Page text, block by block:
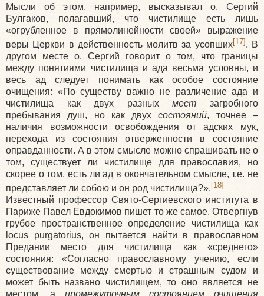
Мысли об этом, например, высказывал о. Сергий
Булгаков, полагавший, что чистилище есть лишь
«огрубленное в прямолинейности своей» выражение
веры Церкви в действенность молитв за усопших[17] . В
другом месте о. Сергий говорит о том, что границы
между понятиями чистилища и ада весьма условны, и
весь ад следует понимать как особое состояние
очищения: «По существу важно не различение ада и
чистилища как двух разныхмест загробного
пребывания душ, но как двухсостояний, точнее –
наличия возможности освобождения от адских мук,
перехода из состояния отверженности в состояние
оправданности. А в этом смысле можно спрашивать не о
том, существует ли чистилище для православия, но
скорее о том, есть ли ад в окончательном смысле, т.е. не
представляет ли собою и он род чистилища?». [18]
Известный профессор Свято-Сергиевского института в
Париже Павел Евдокимов пишет то же самое. Отвергнув
грубое пространственное определение чистилища как
locus purgatorius, он пытается найти в православном
Предании место для чистилища как «среднего»
состояния: «Согласно православному учению, если
существование между смертью и страшным судом и
может быть названо чистилищем, то оно является не